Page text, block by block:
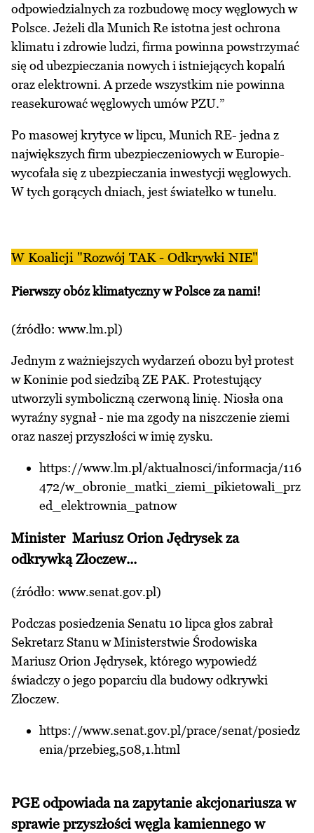
odpowiedzialnych za rozbudowę mocy węglowych w
Polsce. Jeżeli dla Munich Re istotna jest ochrona
klimatu i zdrowie ludzi, firma powinna powstrzymać
się od ubezpieczania nowych i istniejących kopalń
oraz elektrowni. A przede wszystkim nie powinna
reasekurować węglowych umów PZU.”
Po masowej krytyce w lipcu, Munich RE- jedna z
największych firm ubezpieczeniowych w Europie-
wycofała się z ubezpieczania inwestycji węglowych.
W tych gorących dniach, jest światełko w tunelu.
W Koalicji "Rozwój TAK - Odkrywki NIE"
Pierwszy obóz klimatyczny w Polsce za nami!
(źródło: www.lm.pl)
Jednym z ważniejszych wydarzeń obozu był protest
w Koninie pod siedzibą ZE PAK. Protestujący
utworzyli symboliczną czerwoną linię. Niosła ona
wyraźny sygnał - nie ma zgody na niszczenie ziemi
oraz naszej przyszłości w imię zysku.
https://www.lm.pl/aktualnosci/informacja/116
472/w_obronie_matki_ziemi_pikietowali_prz
ed_elektrownia_patnow
Minister Mariusz Orion Jędrysek za
odkrywką Złoczew...
(źródło: www.senat.gov.pl)
Podczas posiedzenia Senatu 10 lipca głos zabrał
Sekretarz Stanu w Ministerstwie Środowiska
Mariusz Orion Jędrysek, którego wypowiedź
świadczy o jego poparciu dla budowy odkrywki
Złoczew.
https://www.senat.gov.pl/prace/senat/posiedz
enia/przebieg,508,1.html
PGE odpowiada na zapytanie akcjonariusza w
sprawie przyszłości węgla kamiennego w